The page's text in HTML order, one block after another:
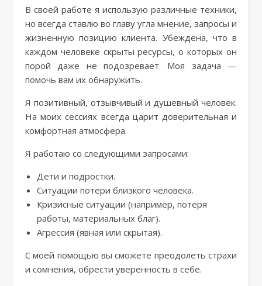
В своей работе я использую различные техники,
но всегда ставлю во главу угла мнение, запросы и
жизненную позицию клиента. Убеждена, что в
каждом человеке скрыты ресурсы, о которых он
порой даже не подозревает. Моя задача —
помочь вам их обнаружить.
Я позитивный, отзывчивый и душевный человек.
На моих сессиях всегда царит доверительная и
комфортная атмосфера.
Я работаю со следующими запросами:
Дети и подростки.
Ситуации потери близкого человека.
Кризисные ситуации (например, потеря
работы, материальных благ).
Агрессия (явная или скрытая).
С моей помощью вы сможете преодолеть страхи
и сомнения, обрести уверенность в себе.